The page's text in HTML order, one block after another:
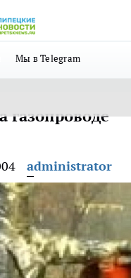
Мы в Telegram
газопроводе
administrator